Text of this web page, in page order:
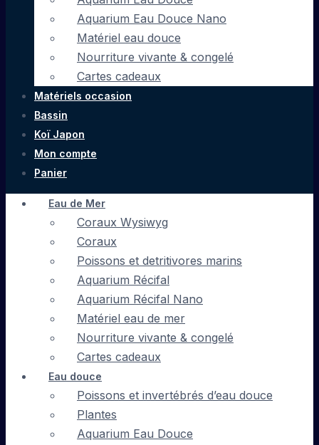
Aquarium Eau Douce Nano
Matériel eau douce
Nourriture vivante & congelé
Cartes cadeaux
Matériels occasion
Bassin
Koï Japon
Mon compte
Panier
Eau de Mer
Coraux Wysiwyg
Coraux
Poissons et detritivores marins
Aquarium Récifal
Aquarium Récifal Nano
Matériel eau de mer
Nourriture vivante & congelé
Cartes cadeaux
Eau douce
Poissons et invertébrés d’eau douce
Plantes
Aquarium Eau Douce